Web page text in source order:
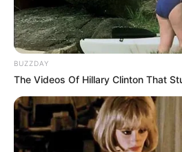
BUZZDAY
The Videos Of Hillary Clinton That